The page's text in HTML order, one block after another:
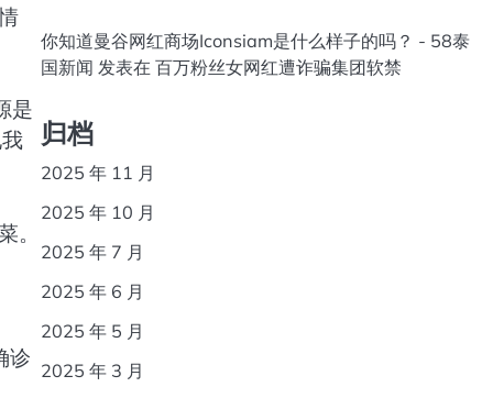
是
。
诊
你知道曼谷网红商场Iconsiam是什么样子的吗？ - 58泰
国新闻 发表在 百万粉丝女网红遭诈骗集团软禁
归档
2025 年 11 月
2025 年 10 月
2025 年 7 月
2025 年 6 月
2025 年 5 月
2025 年 3 月